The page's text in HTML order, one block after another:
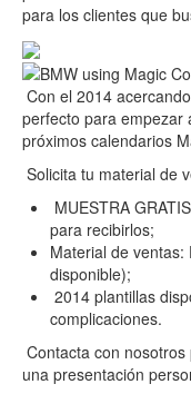
para los clientes que
Con el 2014
perfecto para empezar
próximos calendarios
Solicita tu material de
MUESTRA
para recibirlos;
Material de
disponible);
2014 plantillas
complicaciones.
Contacta con
una presentación